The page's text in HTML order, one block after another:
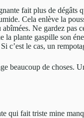
fait plus de dégâts
Cela enlève la
Ne gardez pas
la plante gaspille son
c’est le cas, un
beaucoup de choses.
qui fait triste mine